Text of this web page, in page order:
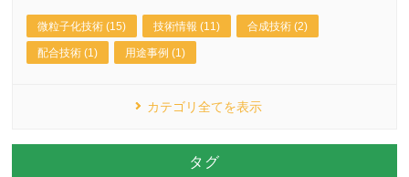
微粒子化技術 (15) 技術情報 (11) 合成技術 (2)
配合技術 (1) 用途事例 (1)
カテゴリ全てを表示
タグ